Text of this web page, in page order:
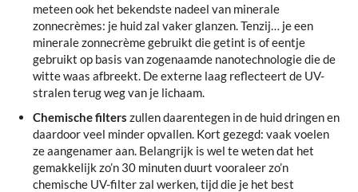
meteen ook het bekendste nadeel van minerale
zonnecrèmes: je huid zal vaker glanzen. Tenzij… je een
minerale zonnecrème gebruikt die getint is of eentje
gebruikt op basis van zogenaamde nanotechnologie die de
witte waas afbreekt. De externe laag reflecteert de UV-
stralen terug weg van je lichaam.
Chemische filters zullen daarentegen in de huid dringen en
daardoor veel minder opvallen. Kort gezegd: vaak voelen
ze aangenamer aan. Belangrijk is wel te weten dat het
gemakkelijk zo’n 30 minuten duurt vooraleer zo’n
chemische UV-filter zal werken, tijd die je het best